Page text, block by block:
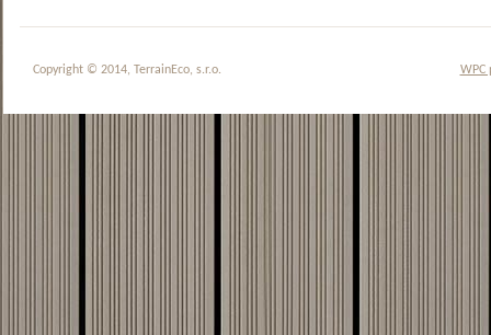
WPC
Copyright © 2014, TerrainEco, s.r.o.